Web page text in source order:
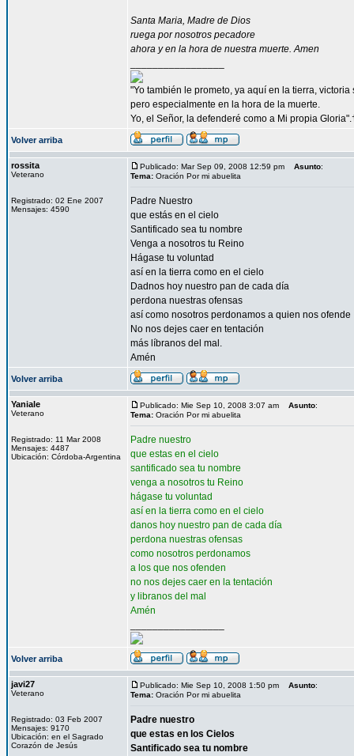
Santa Maria, Madre de Dios
ruega por nosotros pecadore
ahora y en la hora de nuestra muerte. Amen
"Yo también le prometo, ya aquí en la tierra,
pero especialmente en la hora de la muerte.
Yo, el Señor, la defenderé como a Mi propia
Volver arriba
rossita
Veterano
Registrado: 02 Ene 2007
Mensajes: 4590
Publicado: Mar Sep 09, 2008 12:59 pm Asunto:
Tema: Oración Por mi abuelita
Padre Nuestro
que estás en el cielo
Santificado sea tu nombre
Venga a nosotros tu Reino
Hágase tu voluntad
así en la tierra como en el cielo
Dadnos hoy nuestro pan de cada día
perdona nuestras ofensas
así como nosotros perdonamos a quien nos ofende
No nos dejes caer en tentación
más líbranos del mal.
Amén
Volver arriba
Yaniale
Veterano
Registrado: 11 Mar 2008
Mensajes: 4487
Ubicación: Córdoba-Argentina
Publicado: Mie Sep 10, 2008 3:07 am Asunto:
Tema: Oración Por mi abuelita
Padre nuestro
que estas en el cielo
santificado sea tu nombre
venga a nosotros tu Reino
hágase tu voluntad
así en la tierra como en el cielo
danos hoy nuestro pan de cada día
perdona nuestras ofensas
como nosotros perdonamos
a los que nos ofenden
no nos dejes caer en la tentación
y libranos del mal
Amén
Volver arriba
javi27
Veterano
Registrado: 03 Feb 2007
Mensajes: 9170
Ubicación: en el Sagrado
Corazón de Jesús
Publicado: Mie Sep 10, 2008 1:50 pm Asunto:
Tema: Oración Por mi abuelita
Padre nuestro
que estas en los Cielos
Santificado sea tu nombre